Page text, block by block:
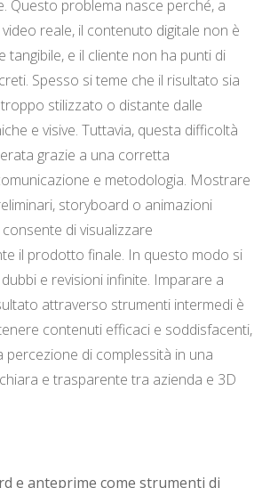
Questo problema nasce perché, a
reale, il contenuto digitale non è
tangibile, e il cliente non ha punti di
Spesso si teme che il risultato sia
stilizzato o distante dalle
e visive. Tuttavia, questa difficoltà
grazie a una corretta
e metodologia. Mostrare
storyboard o animazioni
di visualizzare
il prodotto finale. In questo modo si
e revisioni infinite. Imparare a
attraverso strumenti intermedi è
contenuti efficaci e soddisfacenti,
di complessità in una
e trasparente tra azienda e 3D
e anteprime come strumenti di